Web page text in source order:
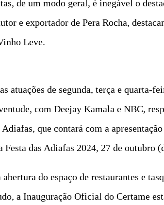
de um modo geral, é inegável o
e exportador de Pera Rocha,
Leve.
atuações de segunda, terça e quarta-
com Deejay Kamala e NBC,
que contará com a
das Adiafas 2024, 27 de outubro
do espaço de restaurantes e
a Inauguração Oficial do Certame